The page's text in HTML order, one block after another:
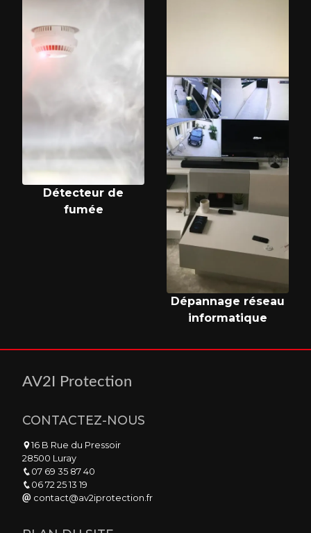
Détecteur de
fumée
Dépannage réseau
informatique
AV2I Protection
CONTACTEZ-NOUS
16 B Rue du Pressoir
28500 Luray
07 69 35 87 40
06 72 25 13 19
contact@av2iprotection.fr